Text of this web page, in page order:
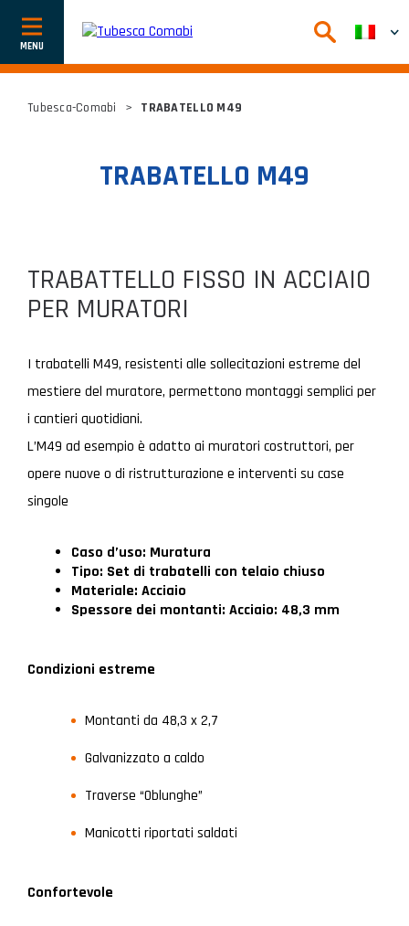
Afficher
ou
Tubesca-Comabi > TRABATELLO M49
TRABATELLO M49
TRABATTELLO FISSO IN ACCIAIO
PER MURATORI
I trabatelli M49, resistenti alle sollecitazioni estreme del
mestiere del muratore, permettono montaggi semplici per
i cantieri quotidiani.
L’M49 ad esempio è adatto ai muratori costruttori, per
opere nuove o di ristrutturazione e interventi su case
singole
Caso d’uso: Muratura
Tipo: Set di trabatelli con telaio chiuso
Materiale: Acciaio
Spessore dei montanti: Acciaio: 48,3 mm
Condizioni estreme
Montanti da 48,3 x 2,7
Galvanizzato a caldo
Traverse “Oblunghe”
Manicotti riportati saldati
Confortevole